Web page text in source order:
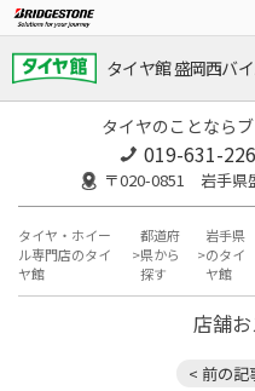
タイヤ館 盛岡西バ
タイヤのことなら
019-631-
〒020-0851 岩手県
タイヤ・ホイー
ル専門店のタイ
ヤ館
都道府
県から
探す
岩手県
のタイ
ヤ館
店舗
< 前の記